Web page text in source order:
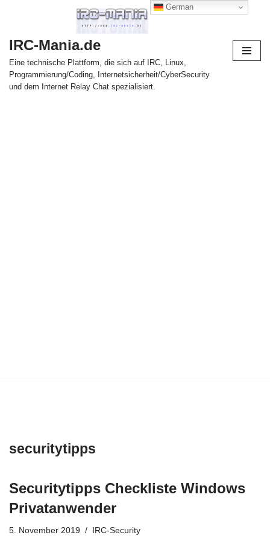
Inhalt
springen
IRC-Mania.de
Eine technische Plattform, die sich auf IRC, Linux,
Programmierung/Coding, Internetsicherheit/CyberSecurity
und dem Internet Relay Chat spezialisiert.
securitytipps
Securitytipps Checkliste Windows
Privatanwender
5. November 2019 IRC-Security
German